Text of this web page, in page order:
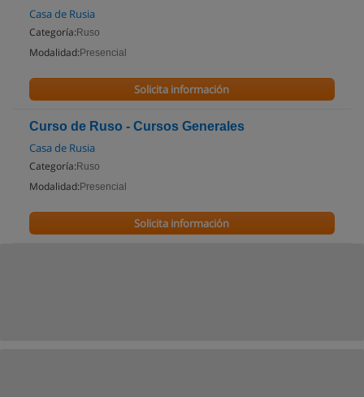
Casa de Rusia
Categoría: Ruso
Modalidad: Presencial
Solicita información
Curso de Ruso - Cursos Generales
Casa de Rusia
Categoría: Ruso
Modalidad: Presencial
Solicita información